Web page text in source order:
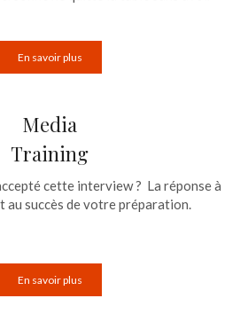
En savoir plus
Media
Training
cette interview ? La réponse à
au succès de votre préparation.
En savoir plus